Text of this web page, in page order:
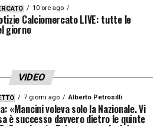
DI GIOCARE
“Spero con tutto il
giocare insieme a
tre anni dopo eccoci
10 ore ago
Calciomercato LIVE: tutte le
giorno
VIDEO
7 giorni ago Alberto Petrosilli
«Mancini voleva solo la Nazionale. Vi
è successo davvero dietro le quinte